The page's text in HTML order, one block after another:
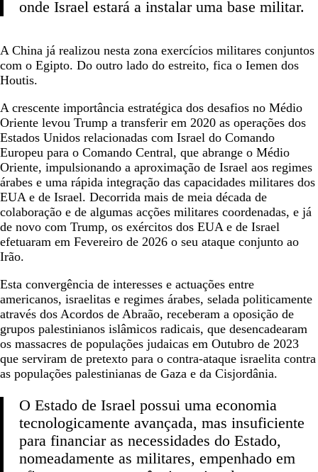
onde Israel estará a instalar uma base militar.
A China já realizou nesta zona exercícios militares conjuntos
com o Egipto. Do outro lado do estreito, fica o Iemen dos
Houtis.
A crescente importância estratégica dos desafios no Médio
Oriente levou Trump a transferir em 2020 as operações dos
Estados Unidos relacionadas com Israel do Comando
Europeu para o Comando Central, que abrange o Médio
Oriente, impulsionando a aproximação de Israel aos regimes
árabes e uma rápida integração das capacidades militares dos
EUA e de Israel. Decorrida mais de meia década de
colaboração e de algumas acções militares coordenadas, e já
de novo com Trump, os exércitos dos EUA e de Israel
efetuaram em Fevereiro de 2026 o seu ataque conjunto ao
Irão.
Esta convergência de interesses e actuações entre
americanos, israelitas e regimes árabes, selada politicamente
através dos Acordos de Abraão, receberam a oposição de
grupos palestinianos islâmicos radicais, que desencadearam
os massacres de populações judaicas em Outubro de 2023
que serviram de pretexto para o contra-ataque israelita contra
as populações palestinianas de Gaza e da Cisjordânia.
O Estado de Israel possui uma economia
tecnologicamente avançada, mas insuficiente
para financiar as necessidades do Estado,
nomeadamente as militares, empenhado em